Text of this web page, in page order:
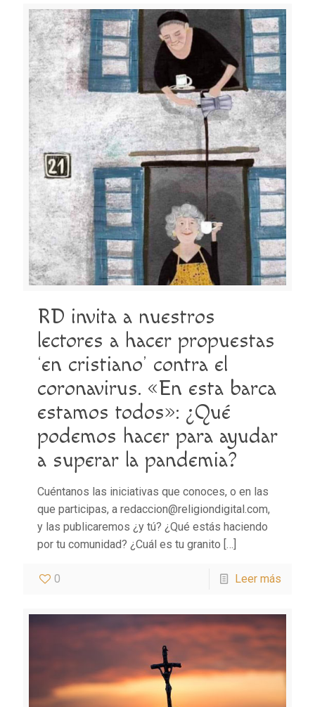
RD invita a nuestros
lectores a hacer propuestas
‘en cristiano’ contra el
coronavirus. «En esta barca
estamos todos»: ¿Qué
podemos hacer para ayudar
a superar la pandemia?
Cuéntanos las iniciativas que conoces, o en las
que participas, a redaccion@religiondigital.com,
y las publicaremos ¿y tú? ¿Qué estás haciendo
por tu comunidad? ¿Cuál es tu granito […]
0 Leer más